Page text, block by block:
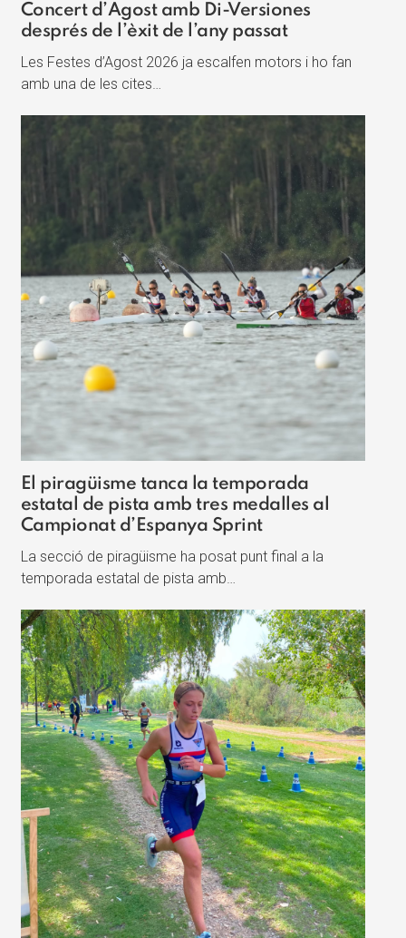
Concert d’Agost amb Di-Versiones
després de l’èxit de l’any passat
Les Festes d’Agost 2026 ja escalfen motors i ho fan
amb una de les cites…
El piragüisme tanca la temporada
estatal de pista amb tres medalles al
Campionat d’Espanya Sprint
La secció de piragüisme ha posat punt final a la
temporada estatal de pista amb…